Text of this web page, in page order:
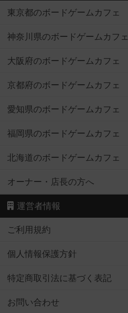
東京都のボードゲームカフェ
神奈川県のボードゲームカフェ
大阪府のボードゲームカフェ
京都府のボードゲームカフェ
愛知県のボードゲームカフェ
福岡県のボードゲームカフェ
北海道のボードゲームカフェ
オーナー・店長の方へ
運営者情報
ご利用規約
個人情報保護方針
特定商取引法に基づく表記
お問い合わせ